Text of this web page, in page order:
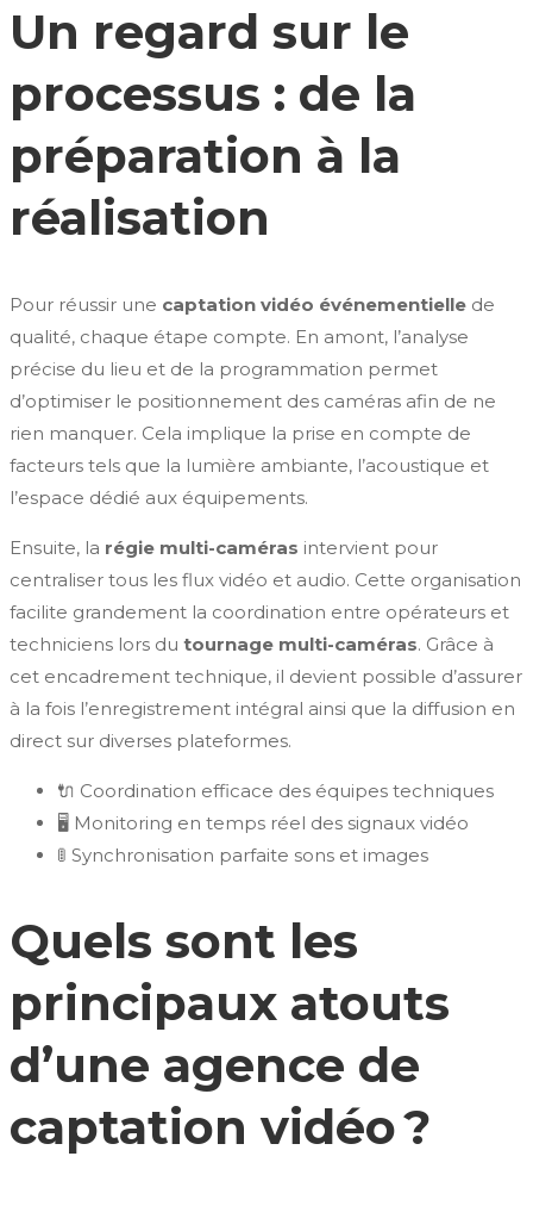
Un regard sur le
processus : de la
préparation à la
réalisation
Pour réussir une captation vidéo événementielle de
qualité, chaque étape compte. En amont, l’analyse
précise du lieu et de la programmation permet
d’optimiser le positionnement des caméras afin de ne
rien manquer. Cela implique la prise en compte de
facteurs tels que la lumière ambiante, l’acoustique et
l’espace dédié aux équipements.
Ensuite, la régie multi-caméras intervient pour
centraliser tous les flux vidéo et audio. Cette organisation
facilite grandement la coordination entre opérateurs et
techniciens lors du tournage multi-caméras. Grâce à
cet encadrement technique, il devient possible d’assurer
à la fois l’enregistrement intégral ainsi que la diffusion en
direct sur diverses plateformes.
🔌 Coordination efficace des équipes techniques
🖥️ Monitoring en temps réel des signaux vidéo
🚦 Synchronisation parfaite sons et images
Quels sont les
principaux atouts
d’une agence de
captation vidéo ?